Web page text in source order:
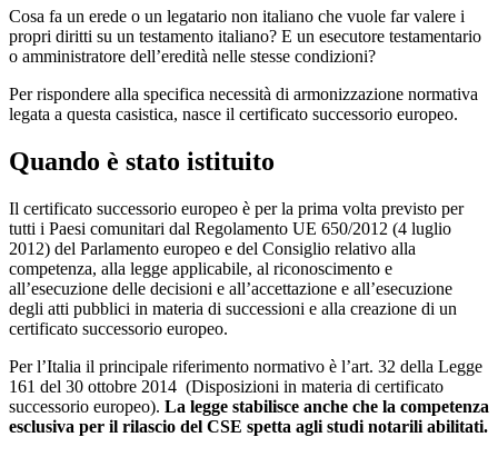
Cosa fa un erede o un legatario non italiano che vuole far valere i
propri diritti su un testamento italiano? E un esecutore testamentario
o amministratore dell’eredità nelle stesse condizioni?
Per rispondere alla specifica necessità di armonizzazione normativa
legata a questa casistica, nasce il certificato successorio europeo.
Quando è stato istituito
Il certificato successorio europeo è per la prima volta previsto per
tutti i Paesi comunitari dal Regolamento UE 650/2012 (4 luglio
2012) del Parlamento europeo e del Consiglio relativo alla
competenza, alla legge applicabile, al riconoscimento e
all’esecuzione delle decisioni e all’accettazione e all’esecuzione
degli atti pubblici in materia di successioni e alla creazione di un
certificato successorio europeo.
Per l’Italia il principale riferimento normativo è l’art. 32 della Legge
161 del 30 ottobre 2014 (Disposizioni in materia di certificato
successorio europeo). La legge stabilisce anche che la competenza
esclusiva per il rilascio del CSE spetta agli studi notarili abilitati.